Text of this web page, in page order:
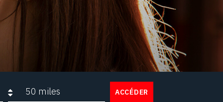
Rayon de recherche ACCÉDER